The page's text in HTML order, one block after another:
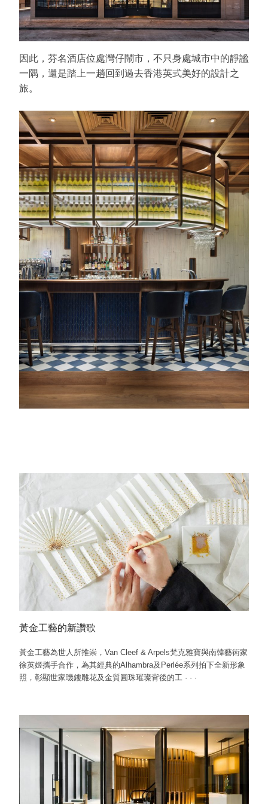
因此，芬名酒店位處灣仔鬧市，不只身處城市中的靜謐
一隅，還是踏上一趟回到過去香港英式美好的設計之
旅。
黃金工藝的新讚歌
黃金工藝為世人所推崇，Van Cleef & Arpels梵克雅寶與南韓藝術家
徐英姬攜手合作，為其經典的Alhambra及Perlée系列拍下全新形象
照，彰顯世家璣鏤雕花及金質圓珠璀璨背後的工 · · ·